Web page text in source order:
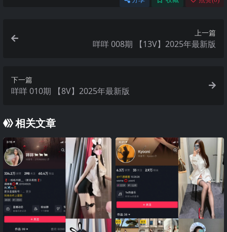
上一篇
咩咩 008期 【13V】2025年最新版
下一篇
咩咩 010期 【8V】2025年最新版
相关文章